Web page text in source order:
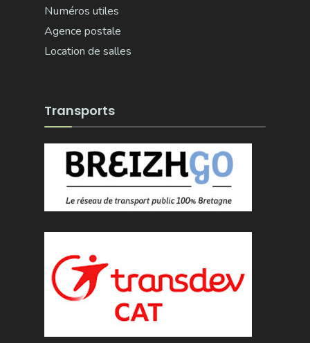
Numéros utiles
Agence postale
Location de salles
Transports